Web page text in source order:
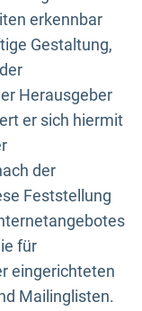
erkennbar
Gestaltung,
Herausgeber
er sich hiermit
der
Feststellung
für
eingerichteten
Mailinglisten.